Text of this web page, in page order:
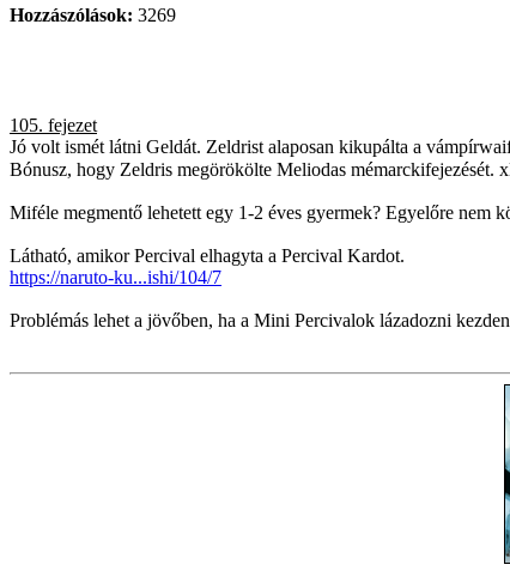
Hozzászólások: 3269
105. fejezet
Jó volt ismét látni Geldát. Zeldrist alaposan kikupálta a
Bónusz, hogy Zeldris megörökölte Meliodas mémarckifejezését.
Miféle megmentő lehetett egy 1-2 éves gyermek? Egyelőre nem
Látható, amikor Percival elhagyta a Percival Kardot.
https://naruto-ku...ishi/104/7
Problémás lehet a jövőben, ha a Mini Percivalok lázadozni